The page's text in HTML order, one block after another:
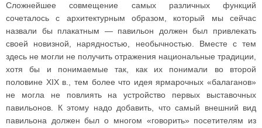
Сложнейшее совмещение самых различных функций
сочеталось с архитектурным образом, который мы сейчас
назвали бы плакатным — павильон должен был привлекать
своей новизной, нарядностью, необычностью. Вместе с тем
здесь не могли не получить отражения национальные традиции,
хотя бы и понимаемые так, как их понимали во второй
половине XIX в., тем более что идея ярмарочных «балаганов»
не могла не повлиять на устройство первых выставочных
павильонов. К этому надо добавить, что самый внешний вид
павильона должен был о многом «говорить» посетителям из